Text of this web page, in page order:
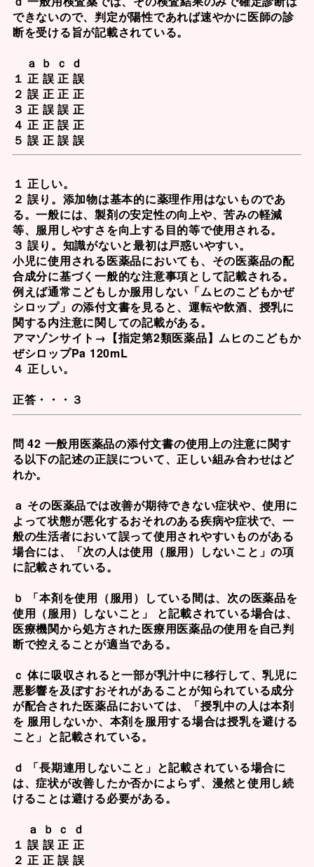
できないので、判定が陽性であれば速やかに医師の診
断を受ける旨が記載されている。
ａ ｂ ｃ ｄ
１ 正 誤 正 誤
２ 誤 正 正 正
３ 正 誤 誤 正
４ 正 正 誤 正
５ 誤 正 誤 誤
１ 正しい。
２ 誤り。添加物は基本的に薬理作用はないものであ
る。一般には、製剤の安定性の向上や、苦みの軽減
等、服用しやすさを向上する目的等で使用される。
３ 誤り。知識がないと最初は戸惑いやすい。
小児に使用される医薬品においても、その医薬品の配
合成分に基づく一般的な注意事項として記載される。
例えば通常こどもしか服用しない「ムヒのこどもかぜ
シロップ」の添付文書を見ると、運転や飲酒、授乳に
関する内注意に関しての記載がある。
アマゾンサイト→ 【指定第2類医薬品】ムヒのこどもか
ぜシロップPa 120mL
４ 正しい。
正答・・・３
問 42 一般用医薬品の添付文書の使用上の注意に関す
る以下の記述の正誤について、正しい組み合わせはど
れか。
ａ その医薬品では改善が期待できない症状や、使用に
よって状態が悪化するおそれのある疾病や症状で、一
般の生活者において誤って使用されやすいものがある
場合には、「次の人は使用（服用）しないこと」の項
に記載されている。
ｂ 「本剤を使用（服用）している間は、次の医薬品を
使用（服用）しないこと」 と記載されている場合は、
医療機関から処方された医療用医薬品の使用を自己判
断で控えることが適当である。
ｃ 体に吸収されると一部が乳汁中に移行して、乳児に
悪影響を及ぼすおそれがあることが知られている成分
が配合された医薬品においては、「授乳中の人は本剤
を 服用しないか、本剤を服用する場合は授乳を避ける
こと」と記載されている。
ｄ 「長期連用しないこと」と記載されている場合に
は、症状が改善したか否かによらず、漫然と使用し続
けることは避ける必要がある。
ａ ｂ ｃ ｄ
１ 誤 誤 正 正
２ 正 正 誤 誤